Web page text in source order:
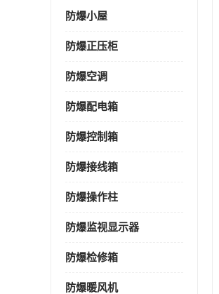
防爆小屋
防爆正压柜
防爆空调
防爆配电箱
防爆控制箱
防爆接线箱
防爆操作柱
防爆监视显示器
防爆检修箱
防爆暖风机